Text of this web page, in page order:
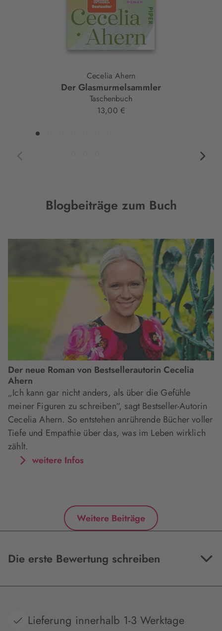
Cecelia Ahern
Der Glasmurmelsammler
Taschenbuch
13,00 €
Blogbeiträge zum Buch
Der neue Roman von Bestsellerautorin Cecelia
Ahern
„Ich kann gar nicht anders, als über die Gefühle
meiner Figuren zu schreiben“, sagt Bestseller-Autorin
Cecelia Ahern. So entstehen anrührende Bücher voller
Tiefe und Empathie über das, was im Leben wirklich
zählt.
weitere Infos
Weitere Beiträge
Die erste Bewertung schreiben
Lieferung innerhalb 1-3 Werktage